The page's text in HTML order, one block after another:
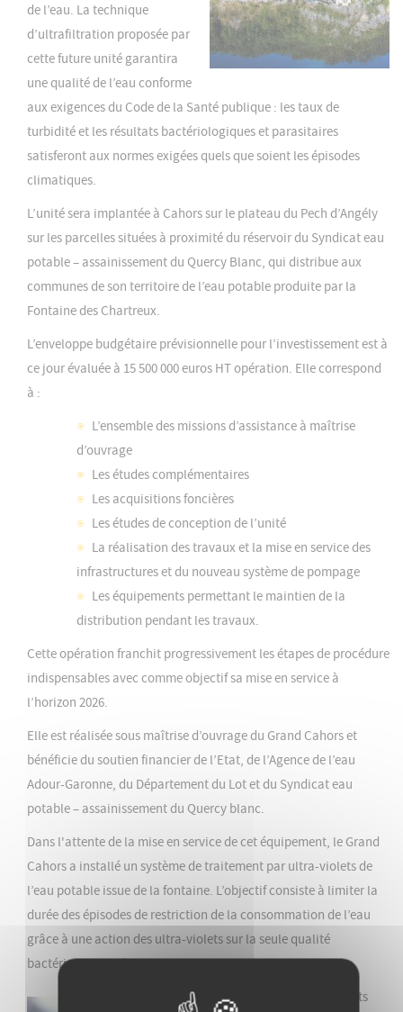
de l’eau. La technique
d’ultrafiltration proposée par
cette future unité garantira
une qualité de l’eau conforme
aux exigences du Code de la Santé publique : les taux de
turbidité et les résultats bactériologiques et parasitaires
satisferont aux normes exigées quels que soient les épisodes
climatiques.
L’unité sera implantée à Cahors sur le plateau du Pech d’Angély
sur les parcelles situées à proximité du réservoir du Syndicat eau
potable – assainissement du Quercy Blanc, qui distribue aux
communes de son territoire de l’eau potable produite par la
Fontaine des Chartreux.
L’enveloppe budgétaire prévisionnelle pour l’investissement est à
ce jour évaluée à 15 500 000 euros HT opération. Elle correspond
à :
L’ensemble des missions d’assistance à maîtrise
d’ouvrage
Les études complémentaires
Les acquisitions foncières
Les études de conception de l’unité
La réalisation des travaux et la mise en service des
infrastructures et du nouveau système de pompage
Les équipements permettant le maintien de la
distribution pendant les travaux.
Cette opération franchit progressivement les étapes de procédure
indispensables avec comme objectif sa mise en service à
l’horizon 2026.
Elle est réalisée sous maîtrise d’ouvrage du Grand Cahors et
bénéficie du soutien financier de l’Etat, de l’Agence de l’eau
Adour-Garonne, du Département du Lot et du Syndicat eau
potable – assainissement du Quercy blanc.
Dans l'attente de la mise en service de cet équipement, le Grand
Cahors a installé un système de traitement par ultra-violets de
l’eau potable issue de la fontaine. L’objectif consiste à limiter la
durée des épisodes de restriction de la consommation de l’eau
grâce à une action des ultra-violets sur la seule qualité
bactériologique de la ressource.
Ce système de traitement par ultra-violets